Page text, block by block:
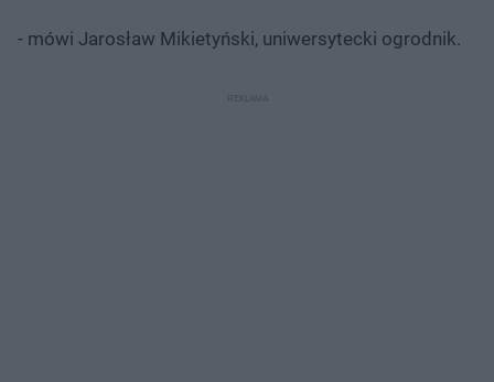
- mówi Jarosław Mikietyński, uniwersytecki ogrodnik.